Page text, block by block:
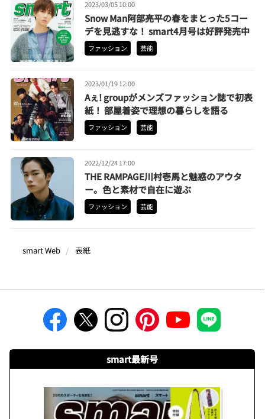
2023/03/05 10:00
Snow Man阿部亮平の春をまとった5コー
デを見逃すな！ smart4月号は好評発売中
ファッション 芸能
2023/01/19 12:00
Aぇ! groupがメンズファッション誌で初表
紙！ 部屋着姿で理想の暮らしを語る
ファッション 芸能
2022/12/24 17:00
THE RAMPAGE川村壱馬と魅惑のアウタ
ー。色と素材で自在に遊ぶ
ファッション 芸能
smart Web 表紙
smart最新号